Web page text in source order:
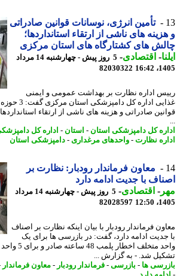
تأمین انرژی، نوسانات قوانین صادراتی
های ناشی از ارتقاء استانداردها؛
های کشتارگاه های استان مرکزی
-اقتصادی-
5 روز پیش - چهارشنبه 14 مرداد
82030322
اداره نظارت بر بهداشت عمومی و ایمنی
غذایی اداره کل دامپزشکی
صادراتی و هزینه های ناشی از ارتقاء استانداردهای
کل دامپزشکی استان-استان-اداره کل دامپزشکی-
نظارت- واحدهای مرغداری- دامپزشکی استان
معاون فرماندار رودبار: نظارت بر
با جدیت ادامه دارد
-اقتصادی-
5 روز پیش - چهارشنبه 14 مرداد
82028597
فرماندار رودبار با بیان اینکه نظارت بر اصناف
ادامه دارد، گفت: در بازرسی ها برای یک
واحد متخلف اخطار
شد. - به گزارش ...
ها- بازرسی -فرماندار رودبار-معاون فرماندار-